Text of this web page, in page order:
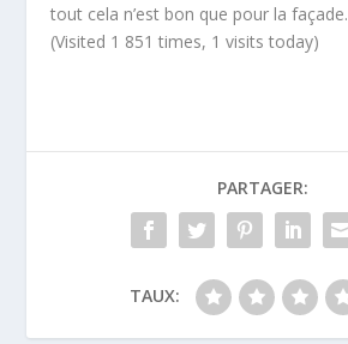
tout cela n’est bon que pour la façade.
(Visited 1 851 times, 1 visits today)
PARTAGER:
TAUX: